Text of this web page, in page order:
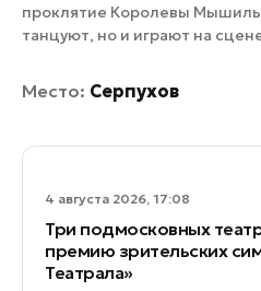
4 августа 2026, 17:08
Три подмосковных
премию зрительских
Театрала»
проклятие Королевы
танцуют, но и играют на
Место: Серпухов